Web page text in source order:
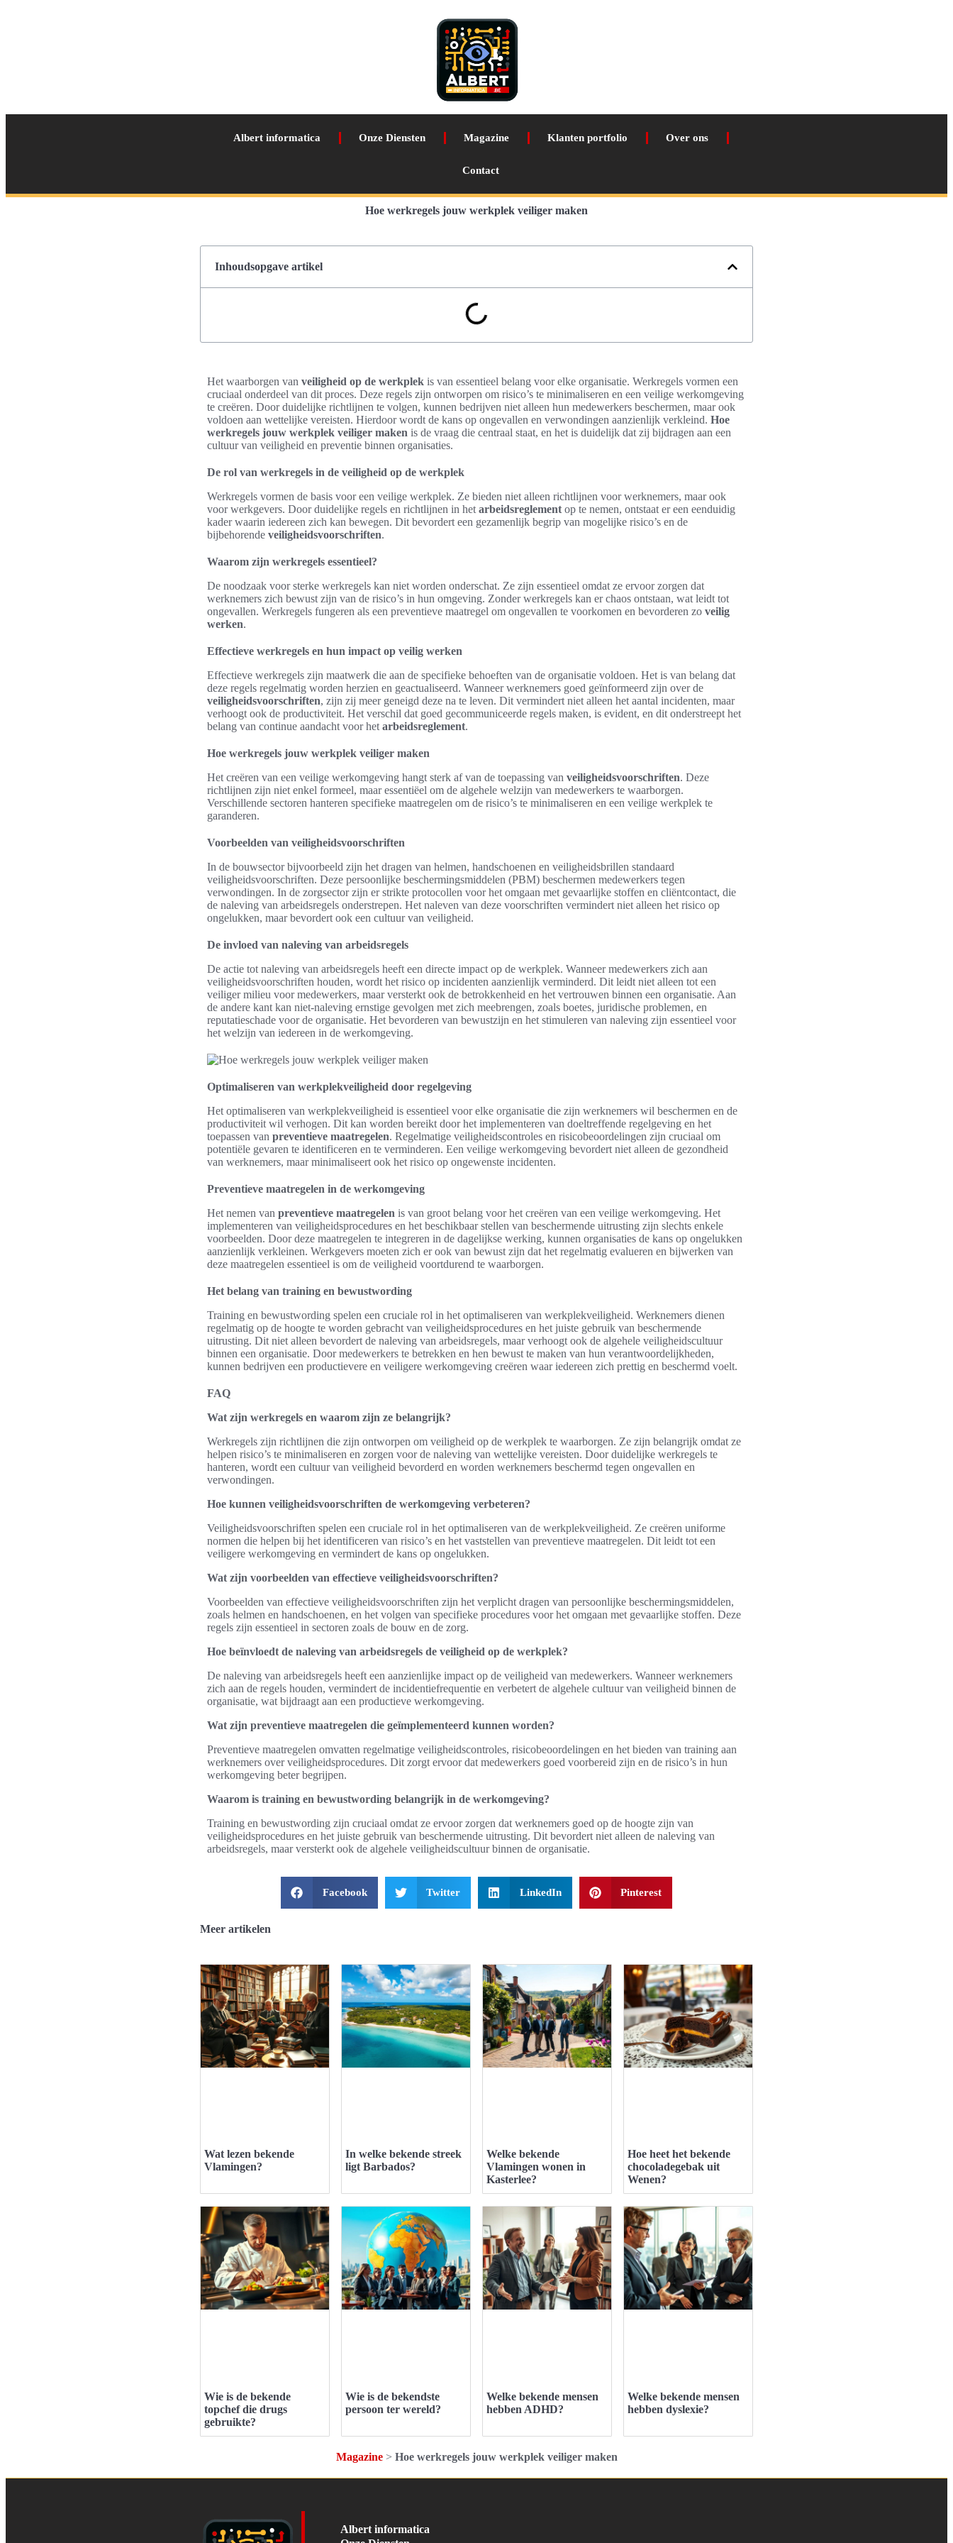
Albert informatica Onze Diensten Magazine Klanten portfolio Over ons
Contact
Hoe werkregels jouw werkplek veiliger maken
Inhoudsopgave artikel
Het waarborgen van veiligheid op de werkplek is van essentieel belang voor elke organisatie. Werkregels vormen een
cruciaal onderdeel van dit proces. Deze regels zijn ontworpen om risico’s te minimaliseren en een veilige werkomgeving
te creëren. Door duidelijke richtlijnen te volgen, kunnen bedrijven niet alleen hun medewerkers beschermen, maar ook
voldoen aan wettelijke vereisten. Hierdoor wordt de kans op ongevallen en verwondingen aanzienlijk verkleind. Hoe
werkregels jouw werkplek veiliger maken is de vraag die centraal staat, en het is duidelijk dat zij bijdragen aan een
cultuur van veiligheid en preventie binnen organisaties.
De rol van werkregels in de veiligheid op de werkplek
Werkregels vormen de basis voor een veilige werkplek. Ze bieden niet alleen richtlijnen voor werknemers, maar ook
voor werkgevers. Door duidelijke regels en richtlijnen in het arbeidsreglement op te nemen, ontstaat er een eenduidig
kader waarin iedereen zich kan bewegen. Dit bevordert een gezamenlijk begrip van mogelijke risico’s en de
bijbehorende veiligheidsvoorschriften.
Waarom zijn werkregels essentieel?
De noodzaak voor sterke werkregels kan niet worden onderschat. Ze zijn essentieel omdat ze ervoor zorgen dat
werknemers zich bewust zijn van de risico’s in hun omgeving. Zonder werkregels kan er chaos ontstaan, wat leidt tot
ongevallen. Werkregels fungeren als een preventieve maatregel om ongevallen te voorkomen en bevorderen zo veilig
werken.
Effectieve werkregels en hun impact op veilig werken
Effectieve werkregels zijn maatwerk die aan de specifieke behoeften van de organisatie voldoen. Het is van belang dat
deze regels regelmatig worden herzien en geactualiseerd. Wanneer werknemers goed geïnformeerd zijn over de
veiligheidsvoorschriften, zijn zij meer geneigd deze na te leven. Dit vermindert niet alleen het aantal incidenten, maar
verhoogt ook de productiviteit. Het verschil dat goed gecommuniceerde regels maken, is evident, en dit onderstreept het
belang van continue aandacht voor het arbeidsreglement.
Hoe werkregels jouw werkplek veiliger maken
Het creëren van een veilige werkomgeving hangt sterk af van de toepassing van veiligheidsvoorschriften. Deze
richtlijnen zijn niet enkel formeel, maar essentiëel om de algehele welzijn van medewerkers te waarborgen.
Verschillende sectoren hanteren specifieke maatregelen om de risico’s te minimaliseren en een veilige werkplek te
garanderen.
Voorbeelden van veiligheidsvoorschriften
In de bouwsector bijvoorbeeld zijn het dragen van helmen, handschoenen en veiligheidsbrillen standaard
veiligheidsvoorschriften. Deze persoonlijke beschermingsmiddelen (PBM) beschermen medewerkers tegen
verwondingen. In de zorgsector zijn er strikte protocollen voor het omgaan met gevaarlijke stoffen en cliëntcontact, die
de naleving van arbeidsregels onderstrepen. Het naleven van deze voorschriften vermindert niet alleen het risico op
ongelukken, maar bevordert ook een cultuur van veiligheid.
De invloed van naleving van arbeidsregels
De actie tot naleving van arbeidsregels heeft een directe impact op de werkplek. Wanneer medewerkers zich aan
veiligheidsvoorschriften houden, wordt het risico op incidenten aanzienlijk verminderd. Dit leidt niet alleen tot een
veiliger milieu voor medewerkers, maar versterkt ook de betrokkenheid en het vertrouwen binnen een organisatie. Aan
de andere kant kan niet-naleving ernstige gevolgen met zich meebrengen, zoals boetes, juridische problemen, en
reputatieschade voor de organisatie. Het bevorderen van bewustzijn en het stimuleren van naleving zijn essentieel voor
het welzijn van iedereen in de werkomgeving.
Optimaliseren van werkplekveiligheid door regelgeving
Het optimaliseren van werkplekveiligheid is essentieel voor elke organisatie die zijn werknemers wil beschermen en de
productiviteit wil verhogen. Dit kan worden bereikt door het implementeren van doeltreffende regelgeving en het
toepassen van preventieve maatregelen. Regelmatige veiligheidscontroles en risicobeoordelingen zijn cruciaal om
potentiële gevaren te identificeren en te verminderen. Een veilige werkomgeving bevordert niet alleen de gezondheid
van werknemers, maar minimaliseert ook het risico op ongewenste incidenten.
Preventieve maatregelen in de werkomgeving
Het nemen van preventieve maatregelen is van groot belang voor het creëren van een veilige werkomgeving. Het
implementeren van veiligheidsprocedures en het beschikbaar stellen van beschermende uitrusting zijn slechts enkele
voorbeelden. Door deze maatregelen te integreren in de dagelijkse werking, kunnen organisaties de kans op ongelukken
aanzienlijk verkleinen. Werkgevers moeten zich er ook van bewust zijn dat het regelmatig evalueren en bijwerken van
deze maatregelen essentieel is om de veiligheid voortdurend te waarborgen.
Het belang van training en bewustwording
Training en bewustwording spelen een cruciale rol in het optimaliseren van werkplekveiligheid. Werknemers dienen
regelmatig op de hoogte te worden gebracht van veiligheidsprocedures en het juiste gebruik van beschermende
uitrusting. Dit niet alleen bevordert de naleving van arbeidsregels, maar verhoogt ook de algehele veiligheidscultuur
binnen een organisatie. Door medewerkers te betrekken en hen bewust te maken van hun verantwoordelijkheden,
kunnen bedrijven een productievere en veiligere werkomgeving creëren waar iedereen zich prettig en beschermd voelt.
FAQ
Wat zijn werkregels en waarom zijn ze belangrijk?
Werkregels zijn richtlijnen die zijn ontworpen om veiligheid op de werkplek te waarborgen. Ze zijn belangrijk omdat ze
helpen risico’s te minimaliseren en zorgen voor de naleving van wettelijke vereisten. Door duidelijke werkregels te
hanteren, wordt een cultuur van veiligheid bevorderd en worden werknemers beschermd tegen ongevallen en
verwondingen.
Hoe kunnen veiligheidsvoorschriften de werkomgeving verbeteren?
Veiligheidsvoorschriften spelen een cruciale rol in het optimaliseren van de werkplekveiligheid. Ze creëren uniforme
normen die helpen bij het identificeren van risico’s en het vaststellen van preventieve maatregelen. Dit leidt tot een
veiligere werkomgeving en vermindert de kans op ongelukken.
Wat zijn voorbeelden van effectieve veiligheidsvoorschriften?
Voorbeelden van effectieve veiligheidsvoorschriften zijn het verplicht dragen van persoonlijke beschermingsmiddelen,
zoals helmen en handschoenen, en het volgen van specifieke procedures voor het omgaan met gevaarlijke stoffen. Deze
regels zijn essentieel in sectoren zoals de bouw en de zorg.
Hoe beïnvloedt de naleving van arbeidsregels de veiligheid op de werkplek?
De naleving van arbeidsregels heeft een aanzienlijke impact op de veiligheid van medewerkers. Wanneer werknemers
zich aan de regels houden, vermindert de incidentiefrequentie en verbetert de algehele cultuur van veiligheid binnen de
organisatie, wat bijdraagt aan een productieve werkomgeving.
Wat zijn preventieve maatregelen die geïmplementeerd kunnen worden?
Preventieve maatregelen omvatten regelmatige veiligheidscontroles, risicobeoordelingen en het bieden van training aan
werknemers over veiligheidsprocedures. Dit zorgt ervoor dat medewerkers goed voorbereid zijn en de risico’s in hun
werkomgeving beter begrijpen.
Waarom is training en bewustwording belangrijk in de werkomgeving?
Training en bewustwording zijn cruciaal omdat ze ervoor zorgen dat werknemers goed op de hoogte zijn van
veiligheidsprocedures en het juiste gebruik van beschermende uitrusting. Dit bevordert niet alleen de naleving van
arbeidsregels, maar versterkt ook de algehele veiligheidscultuur binnen de organisatie.
Facebook Twitter LinkedIn Pinterest
Meer artikelen
Wat lezen bekende
Vlamingen?
In welke bekende streek
ligt Barbados?
Welke bekende
Vlamingen wonen in
Kasterlee?
Hoe heet het bekende
chocoladegebak uit
Wenen?
Wie is de bekende
topchef die drugs
gebruikte?
Wie is de bekendste
persoon ter wereld?
Welke bekende mensen
hebben ADHD?
Welke bekende mensen
hebben dyslexie?
Magazine> Hoe werkregels jouw werkplek veiliger maken
Albert informatica